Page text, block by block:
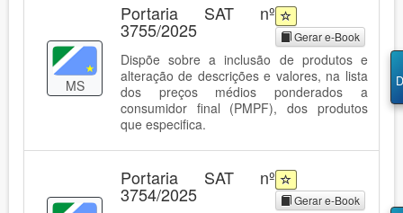
MS
Portaria SAT nº
3755/2025 Gerar e-Book
Dispõe sobre a inclusão de produtos e
alteração de descrições e valores, na lista
dos preços médios ponderados a
consumidor final (PMPF), dos produtos
que especifica.
Portaria SAT nº
3754/2025 Gerar e-Book